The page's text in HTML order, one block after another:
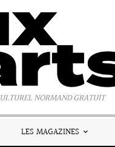
NORMAND GRATUIT
LES MAGAZINES